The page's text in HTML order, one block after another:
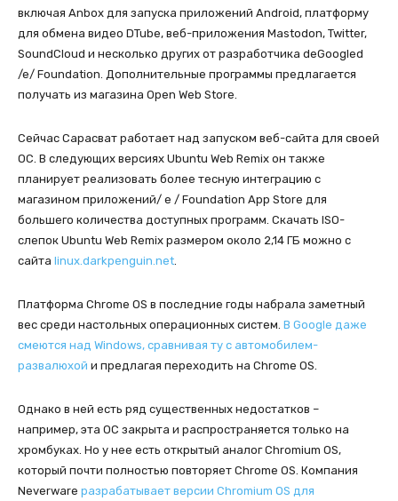
включая Anbox для запуска приложений Android, платформу
для обмена видео DTube, веб-приложения Mastodon, Twitter,
SoundCloud и несколько других от разработчика deGoogled
/e/ Foundation. Дополнительные программы предлагается
получать из магазина Open Web Store.
Сейчас Сарасват работает над запуском веб-сайта для своей
ОС. В следующих версиях Ubuntu Web Remix он также
планирует реализовать более тесную интеграцию с
магазином приложений/ e / Foundation App Store для
большего количества доступных программ. Скачать ISO-
слепок Ubuntu Web Remix размером около 2,14 ГБ можно с
сайта linux.darkpenguin.net.
Платформа Chrome OS в последние годы набрала заметный
вес среди настольных операционных систем. В Google даже
смеются над Windows, сравнивая ту с автомобилем-
развалюхой и предлагая переходить на Chrome OS.
Однако в ней есть ряд существенных недостатков –
например, эта ОС закрыта и распространяется только на
хромбуках. Но у нее есть открытый аналог Chromium OS,
который почти полностью повторяет Chrome OS. Компания
Neverware разрабатывает версии Chromium OS для